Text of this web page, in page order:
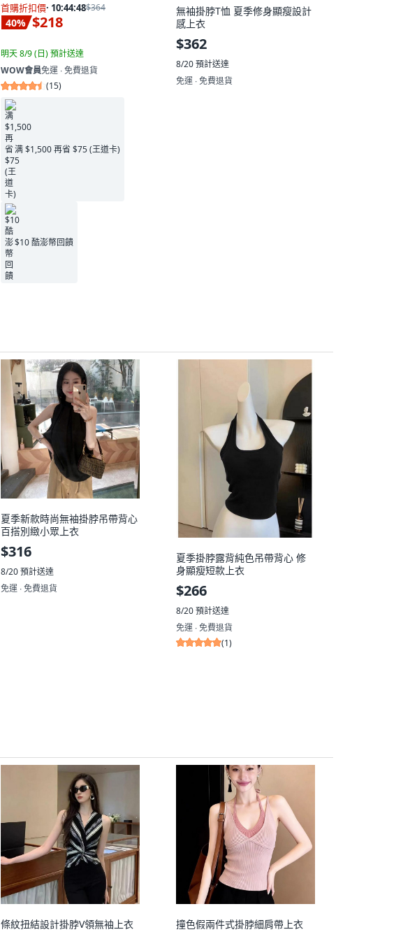
無袖掛脖T恤 夏季修身顯瘦設計
感上衣
$362
8/20預計送達
免運 ∙ 免費退貨
夏季新款時尚無袖掛脖吊帶背心
百搭別緻小眾上衣
$316
8/20預計送達
免運 ∙ 免費退貨
夏季掛脖露背純色吊帶背心 修
身顯瘦短款上衣
$266
8/20預計送達
免運 ∙ 免費退貨
(1)
條紋扭結設計掛脖V領無袖上衣 撞色假兩件式掛脖細肩帶上衣